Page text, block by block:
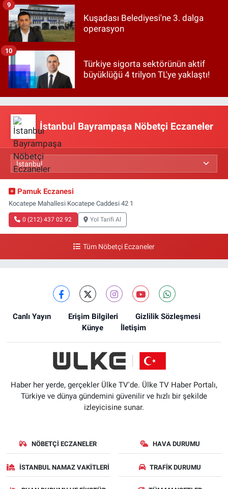
Kuşadası Belediyesi'ne 3. dalga
operasyon
9
Türkiye sigorta sektörünün aktif
büyüklüğü 4 trilyon TL'ye yaklaştı!
10
İstanbul Bayrampaşa Nöbetçi Eczaneler
Pamuk Eczanesi
Kocatepe Mahallesi Kocatepe Caddesi 42 1
0 (212) 437 02 92 Yol Tarifi Al
Tüm Nöbetçi Eczaneler
Canlı Yayın Erişim Bilgileri
Gizlilik Sözleşmesi
Künye
İletişim
Haber her yerde, gerçekler Ülke TV'de. Ülke TV Haber Portalı,
Türkiye ve dünya gündemini güvenilir ve hızlı bir şekilde
izleyicisine sunar.
NÖBETÇI ECZANELER HAVA DURUMU
İSTANBUL NAMAZ VAKITLERI TRAFIK DURUMU